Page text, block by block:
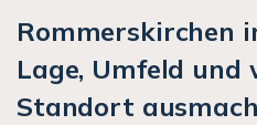
Rommerskirchen
Lage, Umfeld und
Standort